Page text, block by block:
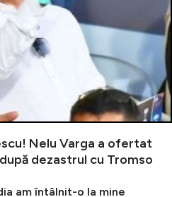
Nelu Varga a ofertat
dezastrul cu Tromso
am întâlnit-o la mine